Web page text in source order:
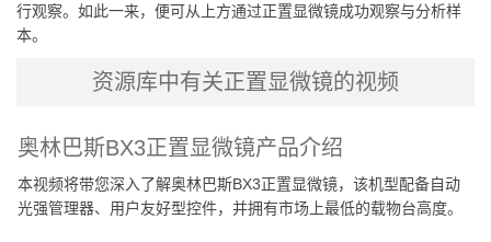
行观察。如此一来，便可从上方通过正置显微镜成功观察与分析样
本。
资源库中有关正置显微镜的视频
奥林巴斯BX3正置显微镜产品介绍
本视频将带您深入了解奥林巴斯BX3正置显微镜，该机型配备自动
光强管理器、用户友好型控件，并拥有市场上最低的载物台高度。